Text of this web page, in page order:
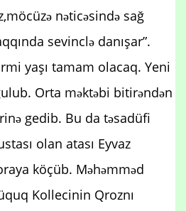
nəticəsində sağ
sevinclə danışar”.
yaşı tamam olacaq. Yeni
Orta məktəbi bitirəndən
gedib. Bu da təsadüfi
olan atası Eyvaz
köçüb. Məhəmməd
Kollecinin Qroznı